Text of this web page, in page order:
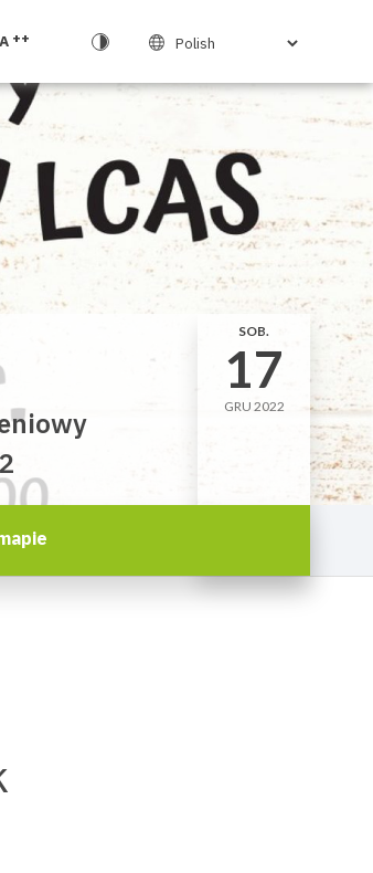
A ++
SOB.
17
GRU 2022